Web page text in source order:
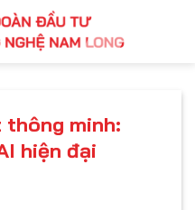
thông minh:
hiện đại